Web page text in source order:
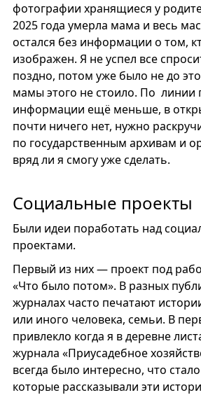
фотографии хранящиеся у
2025 года умерла мама и весь
остался без информации о том,
изображен. Я не успел все
поздно, потом уже было не до
мамы этого не стоило. По линии
информации ещё меньше, в
почти ничего нет, нужно
по государственным архивам и
вряд ли я смогу уже сделать.
Социальные проекты
Были идеи поработать над
проектами.
Первый из них — проект под
«Что было потом». В разных
журналах часто печатают
или иного человека, семьи. В
привлекло когда я в деревне
журнала «Приусадебное
всегда было интересно, что
которые рассказывали эти